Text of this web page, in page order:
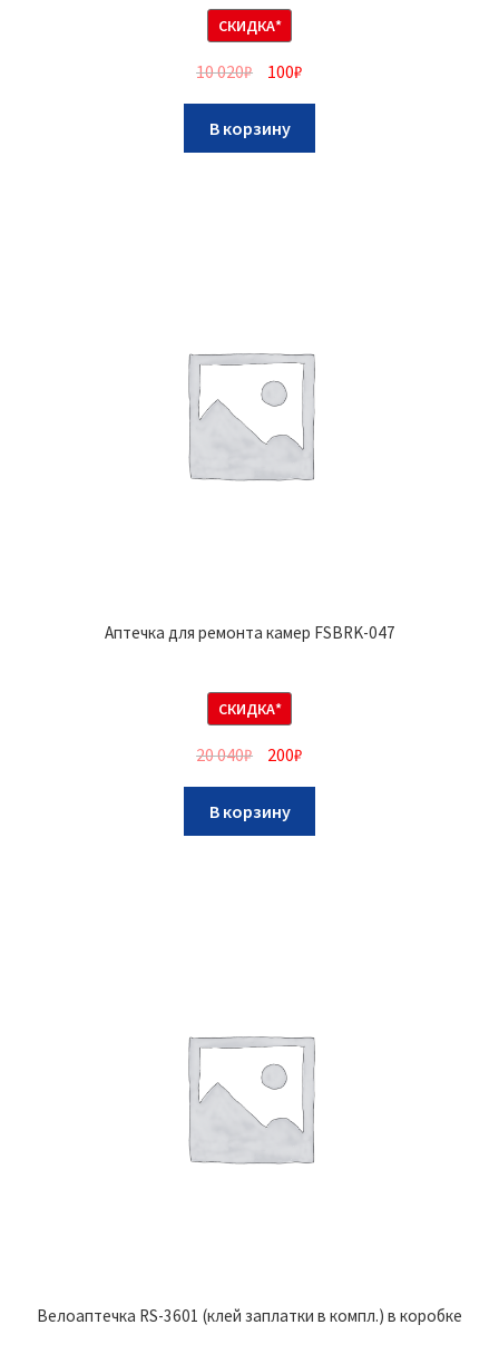
СКИДКА*
10 020₽ 100₽
В корзину
Аптечка для ремонта камер FSBRK-047
СКИДКА*
20 040₽ 200₽
В корзину
Велоаптечка RS-3601 (клей заплатки в компл.) в коробке